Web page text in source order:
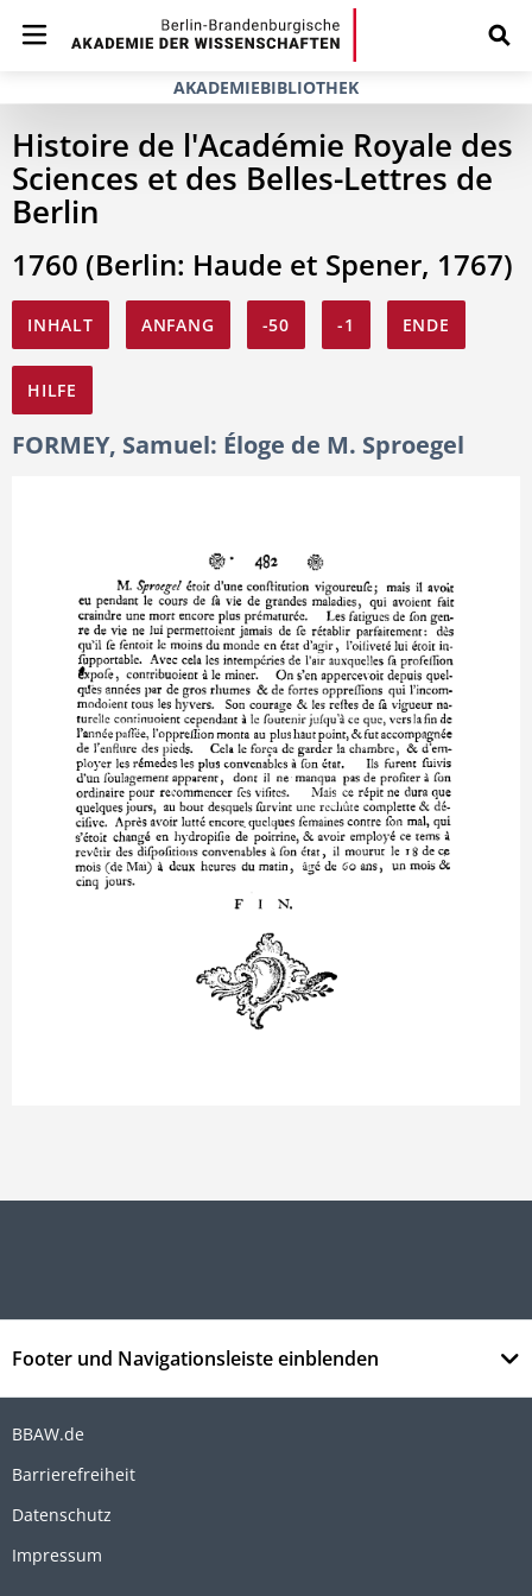
AKADEMIEBIBLIOTHEK
Histoire de l'Académie Royale des
Sciences et des Belles-Lettres de
Berlin
1760 (Berlin: Haude et Spener, 1767)
INHALT ANFANG -50 -1 ENDE
HILFE
FORMEY, Samuel: Éloge de M. Sproegel
Footer und Navigationsleiste einblenden
BBAW.de
Barrierefreiheit
Datenschutz
Impressum